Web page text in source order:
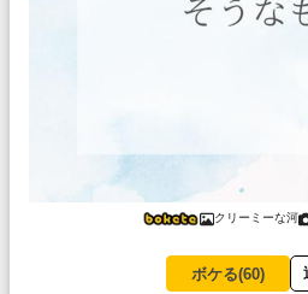
クリーミーな河
ボケる(60)